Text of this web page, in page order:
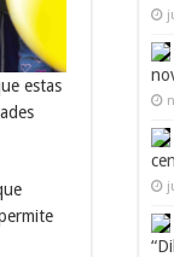
estas